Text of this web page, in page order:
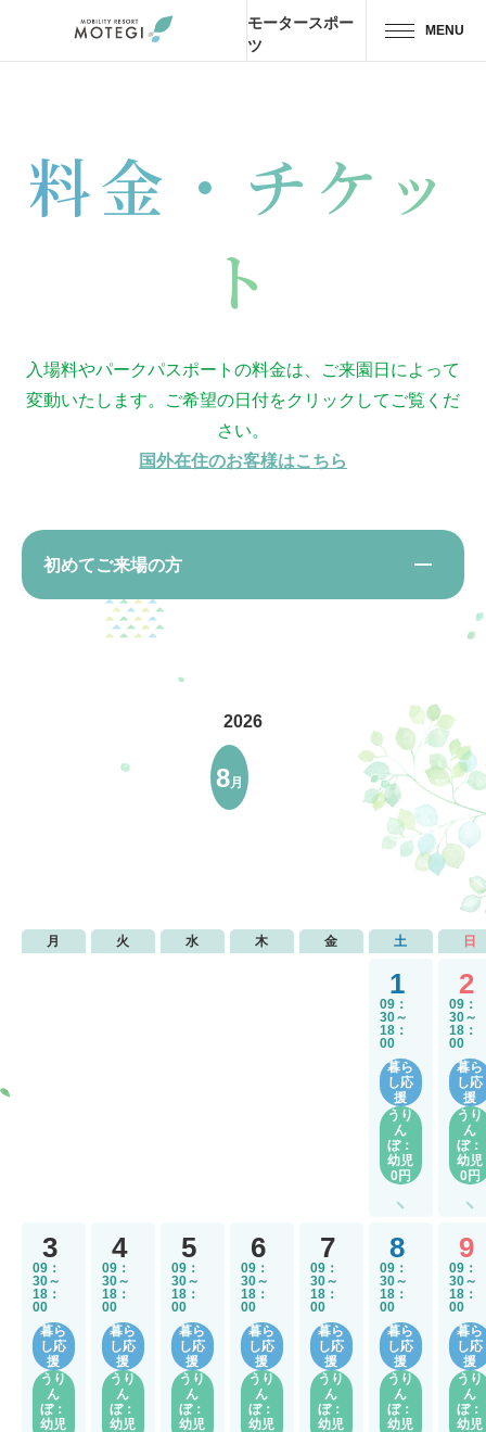
モータースポー
ツ
MENU
エリア・施設
アトラクション
待ち時間案内
サービスガイド アンケート
料金・チケッ
ト
入場料やパークパスポートの料金は、ご来園日によって
変動いたします。ご希望の日付をクリックしてご覧くだ
さい。
国外在住のお客様はこちら
初めてご来場の方
2026
8 月
月 火 水 木 金 土 日
1
09：
30～
18：
00
暮ら
し応
援
うり
ん
ぼ：
幼児
0円
2
09：
30～
18：
00
暮ら
し応
援
うり
ん
ぼ：
幼児
0円
3
09：
30～
18：
00
暮ら
し応
援
うり
ん
ぼ：
幼児
4
09：
30～
18：
00
暮ら
し応
援
うり
ん
ぼ：
幼児
5
09：
30～
18：
00
暮ら
し応
援
うり
ん
ぼ：
幼児
6
09：
30～
18：
00
暮ら
し応
援
うり
ん
ぼ：
幼児
7
09：
30～
18：
00
暮ら
し応
援
うり
ん
ぼ：
幼児
8
09：
30～
18：
00
暮ら
し応
援
うり
ん
ぼ：
幼児
9
09：
30～
18：
00
暮ら
し応
援
うり
ん
ぼ：
幼児